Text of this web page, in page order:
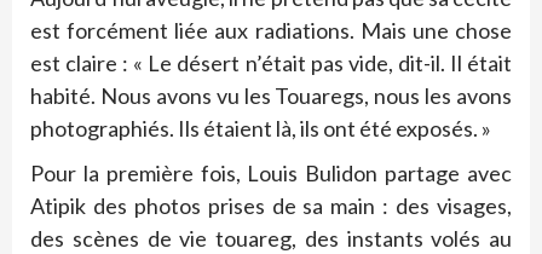
est forcément liée aux radiations. Mais une chose
est claire : « Le désert n’était pas vide, dit-il. Il était
habité. Nous avons vu les Touaregs, nous les avons
photographiés. Ils étaient là, ils ont été exposés. »
Pour la première fois, Louis Bulidon partage avec
Atipik des photos prises de sa main : des visages,
des scènes de vie touareg, des instants volés au